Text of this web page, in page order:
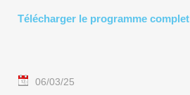
Télécharger le programme complet
06/03/25